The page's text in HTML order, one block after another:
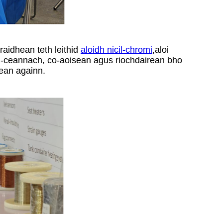
teth leithid aloidh nicil-chromi,aloi
co-aoisean agus riochdairean bho
againn.